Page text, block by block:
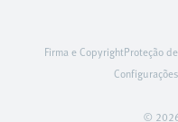
©
Firma e CopyrightProteção